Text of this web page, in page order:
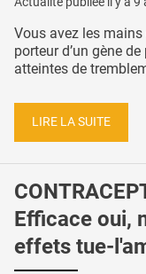
Vous avez les
porteur d’un gène
atteintes de
LIRE LA SUITE
Efficace oui,
effets tue-